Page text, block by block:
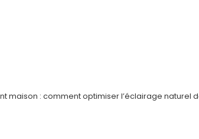
maison : comment optimiser l’éclairage naturel